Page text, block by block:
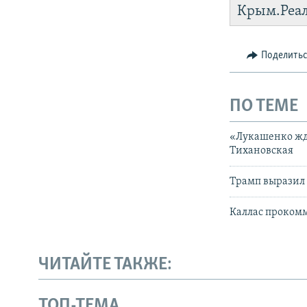
ПО ТЕМЕ
«Лукашенко
Тихановская
Трамп
Каллас
ЧИТАЙТЕ ТАКЖЕ: